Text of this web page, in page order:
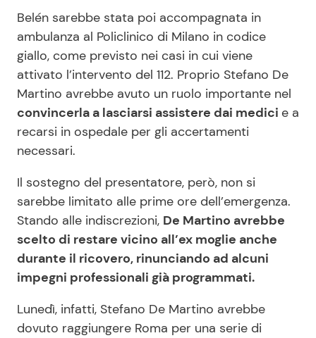
Belén sarebbe stata poi accompagnata in
ambulanza al Policlinico di Milano in codice
giallo, come previsto nei casi in cui viene
attivato l’intervento del 112. Proprio Stefano De
Martino avrebbe avuto un ruolo importante nel
convincerla a lasciarsi assistere dai medici e a
recarsi in ospedale per gli accertamenti
necessari.
Il sostegno del presentatore, però, non si
sarebbe limitato alle prime ore dell’emergenza.
Stando alle indiscrezioni, De Martino avrebbe
scelto di restare vicino all’ex moglie anche
durante il ricovero, rinunciando ad alcuni
impegni professionali già programmati.
Lunedì, infatti, Stefano De Martino avrebbe
dovuto raggiungere Roma per una serie di